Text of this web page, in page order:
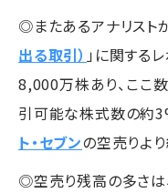
◎またあるアナリストが
出る取引） 」に関する
8,000万株あり、ここ
引可能な株式数の約
ト・セブンの空売りよ
◎空売り残高の多さは